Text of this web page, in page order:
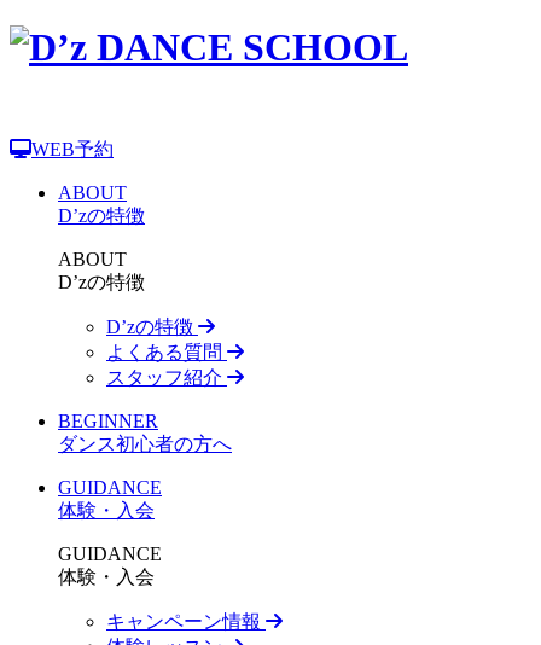
WEB予約
ABOUT
D’zの特徴
ABOUT
D’zの特徴
D’zの特徴
よくある質問
スタッフ紹介
BEGINNER
ダンス初心者の方へ
GUIDANCE
体験・入会
GUIDANCE
体験・入会
キャンペーン情報